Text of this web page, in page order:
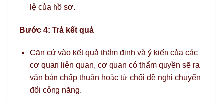
lệ của hồ sơ.
Bước 4: Trả kết quả
Căn cứ vào kết quả thẩm định và ý kiến của các
cơ quan liên quan, cơ quan có thẩm quyền sẽ ra
văn bản chấp thuận hoặc từ chối đề nghị chuyển
đổi công năng.